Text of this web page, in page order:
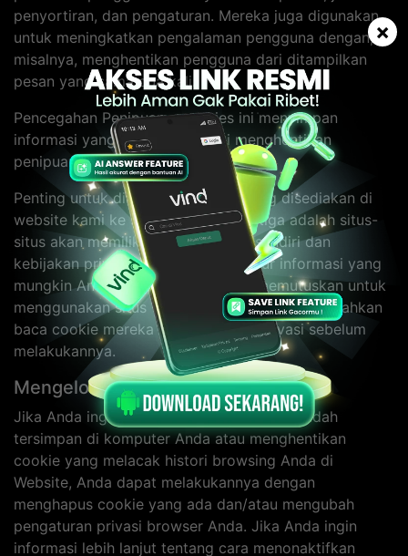
×
penyortiran, dan pengaturan. Mereka juga digunakan
untuk meningkatkan pengalaman pengguna dengan,
misalnya, menghentikan pengguna dari ditampilkan
pesan yang sama dua kali.
Pencegahan Penipuan - cookies ini menyimpan
informasi yang membantu kami menghentikan
penipuan di Website kami.
Penting untuk diingat bahwa link yang disediakan di
website kami ke situs web pihak ketiga adalah situs-
situs akan memiliki cookie mereka sendiri dan
kebijakan privasi yang akan mengatur informasi yang
mungkin Anda kirimkan. Jika Anda memutuskan untuk
menggunakan situs web pihak ketiga terkait, silahkan
baca cookie mereka dan kebijakan privasi sebelum
melakukannya.
Mengelola Cookie
Jika Anda ingin menghapus cookie yang sudah
tersimpan di komputer Anda atau menghentikan
cookie yang melacak histori browsing Anda di
Website, Anda dapat melakukannya dengan
menghapus cookie yang ada dan/atau mengubah
pengaturan privasi browser Anda. Jika Anda ingin
informasi lebih lanjut tentang cara menonaktifkan